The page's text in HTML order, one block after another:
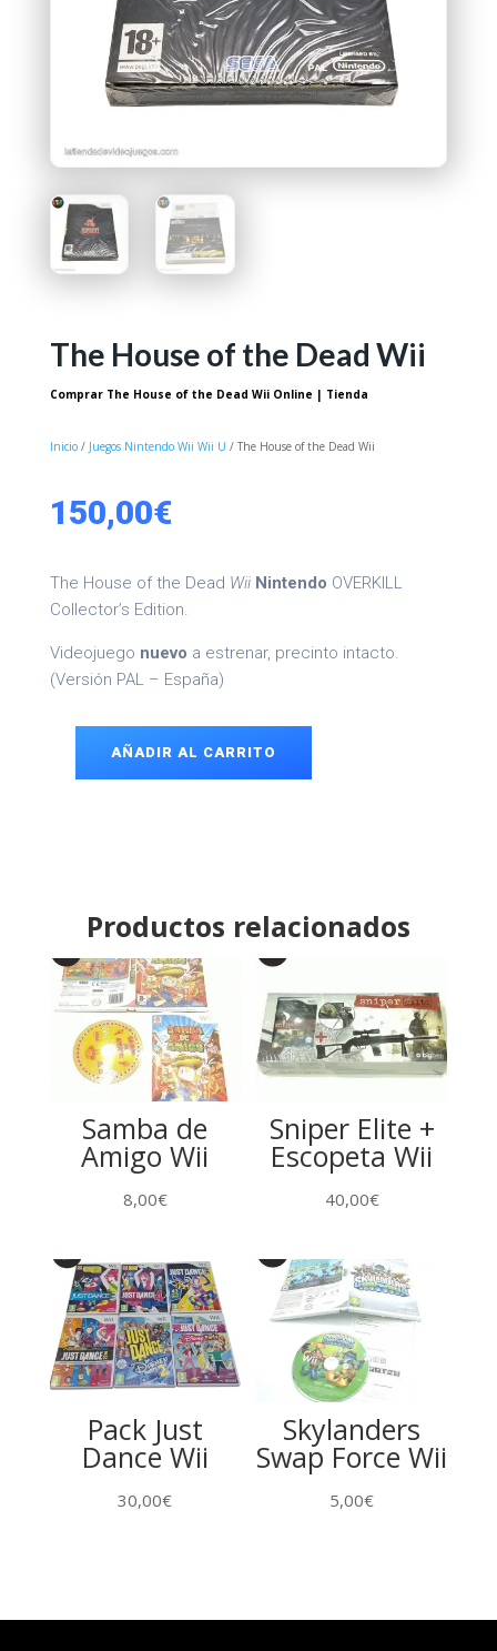
The House of the Dead Wii
Comprar The House of the Dead Wii Online | Tienda
Inicio/ Juegos Nintendo Wii Wii U / The House of the Dead Wii
150,00€
The House of the Dead Wii Nintendo OVERKILL
Collector’s Edition.
Videojuego nuevo a estrenar, precinto intacto.
(Versión PAL – España)
House
AÑADIR AL CARRITO
Productos relacionados
Samba de
Amigo Wii
8,00€
Sniper Elite +
Escopeta Wii
40,00€
Pack Just
Dance Wii
30,00€
Skylanders
Swap Force Wii
5,00€